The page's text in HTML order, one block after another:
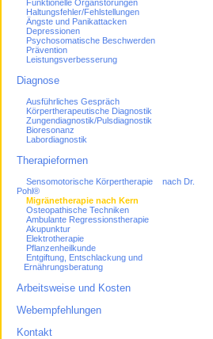
Funktionelle Organstörungen
Haltungsfehler/Fehlstellungen
Ängste und Panikattacken
Depressionen
Psychosomatische Beschwerden
Prävention
Leistungsverbesserung
Diagnose
Ausführliches Gespräch
Körpertherapeutische Diagnostik
Zungendiagnostik/Pulsdiagnostik
Bioresonanz
Labordiagnostik
Therapieformen
Sensomotorische Körpertherapie nach Dr.
Pohl®
Migränetherapie nach Kern
Osteopathische Techniken
Ambulante Regressionstherapie
Akupunktur
Elektrotherapie
Pflanzenheilkunde
Entgiftung, Entschlackung und
Ernährungsberatung
Arbeitsweise und Kosten
Webempfehlungen
Kontakt